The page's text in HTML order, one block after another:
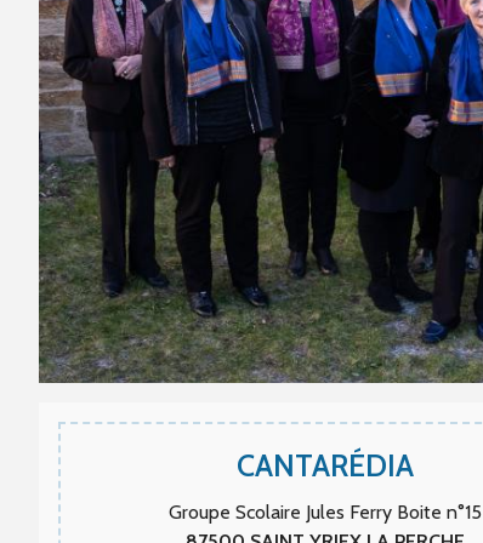
CANTARÉDIA
Groupe Scolaire Jules Ferry Boite n°15